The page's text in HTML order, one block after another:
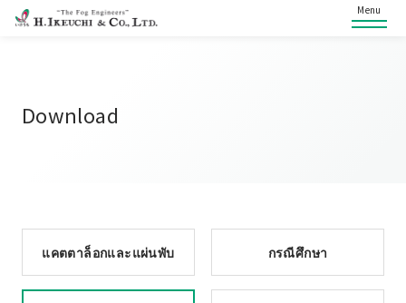
Menu
Download
แคตตาล็อกและแผ่นพับ กรณีศึกษา